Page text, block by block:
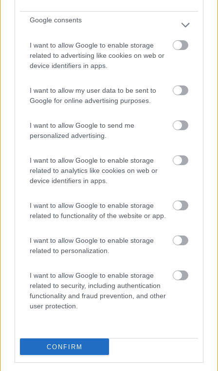
Google consents
I want to allow Google to enable storage
related to advertising like cookies on web or
device identifiers in apps.
I want to allow my user data to be sent to
Google for online advertising purposes.
I want to allow Google to send me
personalized advertising.
I want to allow Google to enable storage
related to analytics like cookies on web or
device identifiers in apps.
I want to allow Google to enable storage
related to functionality of the website or app.
I want to allow Google to enable storage
related to personalization.
I want to allow Google to enable storage
related to security, including authentication
functionality and fraud prevention, and other
user protection.
CONFIRM
Pulizia
Punto ristoro
05/09/2017 9:48
consiglio.
Punta Indiani
Campeggio
8.4
(23)
Camper Stop Valsugana
Levico Terme(TN)